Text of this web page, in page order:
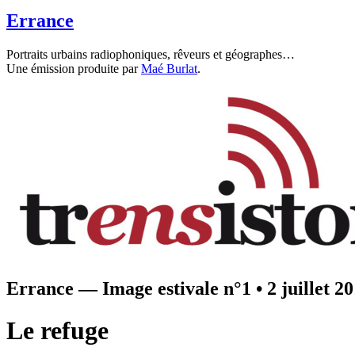
Errance
Portraits urbains radiophoniques, rêveurs et géographes…
Une émission produite parMaé Burlat.
Errance — Image estivale n°1 • 2 juillet
Le refuge